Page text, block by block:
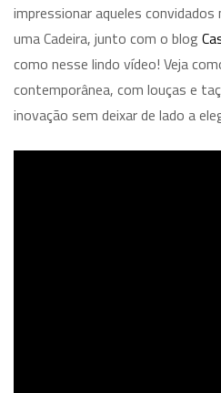
impressionar aqueles convidados
uma Cadeira, junto com o blog
como nesse lindo vídeo! Veja
contemporânea, com louças e
inovação sem deixar de lado a